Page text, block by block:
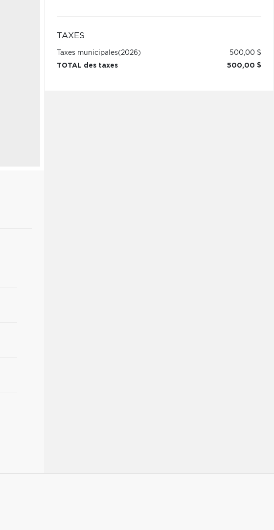
TAXES
Taxes municipales(2026)
500,00 $
TOTAL des taxes
500,00 $